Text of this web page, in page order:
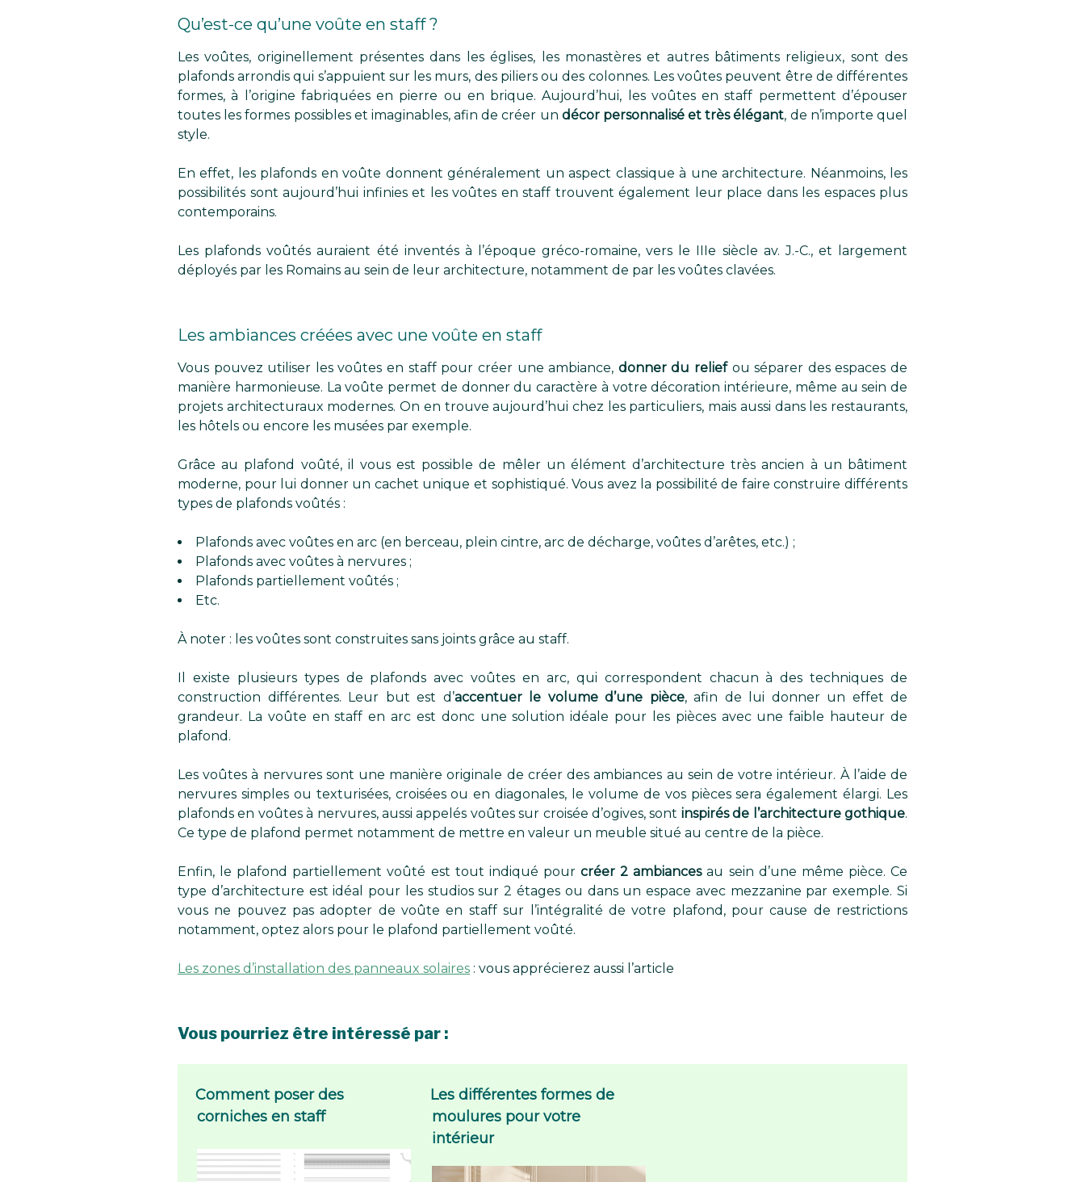
Qu’est-ce qu’une voûte en staff ?
Les voûtes, originellement présentes dans les églises, les monastères et autres bâtiments religieux, sont des
plafonds arrondis qui s’appuient sur les murs, des piliers ou des colonnes. Les voûtes peuvent être de différentes
formes, à l’origine fabriquées en pierre ou en brique. Aujourd’hui, les voûtes en staff permettent d’épouser
toutes les formes possibles et imaginables, afin de créer un décor personnalisé et très élégant, de n’importe quel
style.
En effet, les plafonds en voûte donnent généralement un aspect classique à une architecture. Néanmoins, les
possibilités sont aujourd’hui infinies et les voûtes en staff trouvent également leur place dans les espaces plus
contemporains.
Les plafonds voûtés auraient été inventés à l’époque gréco-romaine, vers le IIIe siècle av. J.-C., et largement
déployés par les Romains au sein de leur architecture, notamment de par les voûtes clavées.
Les ambiances créées avec une voûte en staff
Vous pouvez utiliser les voûtes en staff pour créer une ambiance, donner du reliefou séparer des espaces de
manière harmonieuse. La voûte permet de donner du caractère à votre décoration intérieure, même au sein de
projets architecturaux modernes. On en trouve aujourd’hui chez les particuliers, mais aussi dans les restaurants,
les hôtels ou encore les musées par exemple.
Grâce au plafond voûté, il vous est possible de mêler un élément d’architecture très ancien à un bâtiment
moderne, pour lui donner un cachet unique et sophistiqué. Vous avez la possibilité de faire construire différents
types de plafonds voûtés :
Plafonds avec voûtes en arc (en berceau, plein cintre, arc de décharge, voûtes d’arêtes, etc.) ;
Plafonds avec voûtes à nervures ;
Plafonds partiellement voûtés ;
Etc.
À noter : les voûtes sont construites sans joints grâce au staff.
Il existe plusieurs types de plafonds avec voûtes en arc, qui correspondent chacun à des techniques de
construction différentes. Leur but est d’accentuer le volume d’une pièce, afin de lui donner un effet de
grandeur. La voûte en staff en arc est donc une solution idéale pour les pièces avec une faible hauteur de
plafond.
Les voûtes à nervures sont une manière originale de créer des ambiances au sein de votre intérieur. À l’aide de
nervures simples ou texturisées, croisées ou en diagonales, le volume de vos pièces sera également élargi. Les
plafonds en voûtes à nervures, aussi appelés voûtes sur croisée d’ogives, sont inspirés de l’architecture gothique.
Ce type de plafond permet notamment de mettre en valeur un meuble situé au centre de la pièce.
Enfin, le plafond partiellement voûté est tout indiqué pourcréer 2 ambiancesau sein d’une même pièce. Ce
type d’architecture est idéal pour les studios sur 2 étages ou dans un espace avec mezzanine par exemple. Si
vous ne pouvez pas adopter de voûte en staff sur l’intégralité de votre plafond, pour cause de restrictions
notamment, optez alors pour le plafond partiellement voûté.
Les zones d’installation des panneaux solaires : vous apprécierez aussi l’article
Vous pourriez être intéressé par :
Comment poser des
corniches en staff
Les différentes formes de
moulures pour votre
intérieur